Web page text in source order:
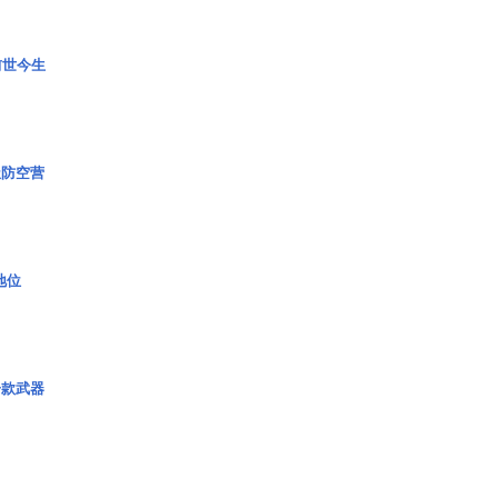
今生
空营
位
武器